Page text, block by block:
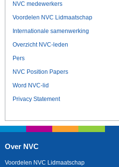
NVC medewerkers
Voordelen NVC Lidmaatschap
Internationale samenwerking
Overzicht NVC-leden
Pers
NVC Position Papers
Word NVC-lid
Privacy Statement
Over NVC
Voordelen NVC Lidmaatschap